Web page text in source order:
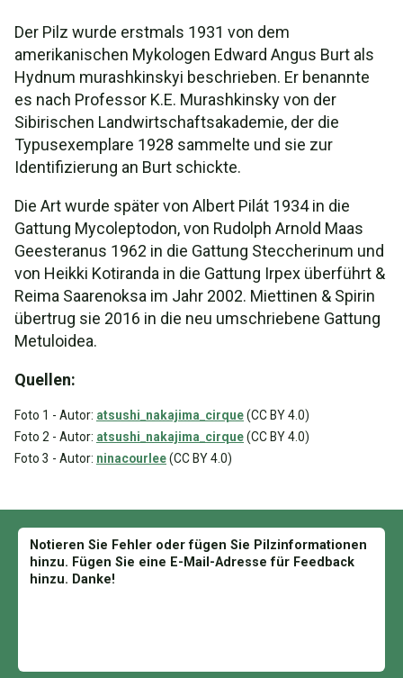
Der Pilz wurde erstmals 1931 von dem
amerikanischen Mykologen Edward Angus Burt als
Hydnum murashkinskyi beschrieben. Er benannte
es nach Professor K.E. Murashkinsky von der
Sibirischen Landwirtschaftsakademie, der die
Typusexemplare 1928 sammelte und sie zur
Identifizierung an Burt schickte.
Die Art wurde später von Albert Pilát 1934 in die
Gattung Mycoleptodon, von Rudolph Arnold Maas
Geesteranus 1962 in die Gattung Steccherinum und
von Heikki Kotiranda in die Gattung Irpex überführt &
Reima Saarenoksa im Jahr 2002. Miettinen & Spirin
übertrug sie 2016 in die neu umschriebene Gattung
Metuloidea.
Quellen:
Foto 1 - Autor: atsushi_nakajima_cirque(CC BY 4.0)
Foto 2 - Autor: atsushi_nakajima_cirque(CC BY 4.0)
Foto 3 - Autor: ninacourlee(CC BY 4.0)